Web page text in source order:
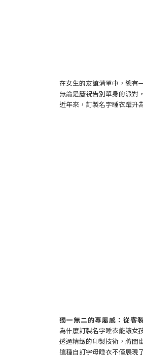
在女生的友誼清單中，總有
無論是慶祝告別單身的派對
近年來，訂製名字睡衣躍升
獨一無二的專屬感：從客
為什麼訂製名字睡衣能讓女
透過精緻的印製技術，將閨
這種自訂字母睡衣不僅展現